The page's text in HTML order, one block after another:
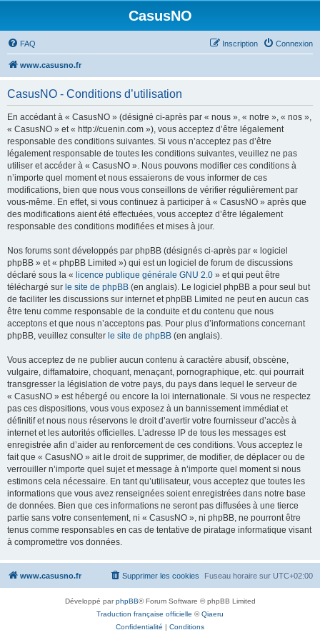
CasusNO
FAQ Connexion
Inscription
www.casusno.fr
CasusNO - Conditions d’utilisation
En accédant à « CasusNO » (désigné ci-après par « nous », « notre », « nos »,
« CasusNO » et « http://cuenin.com »), vous acceptez d’être légalement
responsable des conditions suivantes. Si vous n’acceptez pas d’être
légalement responsable de toutes les conditions suivantes, veuillez ne pas
utiliser et accéder à « CasusNO ». Nous pouvons modifier ces conditions à
n’importe quel moment et nous essaierons de vous informer de ces
modifications, bien que nous vous conseillons de vérifier régulièrement par
vous-même. En effet, si vous continuez à participer à « CasusNO » après que
des modifications aient été effectuées, vous acceptez d’être légalement
responsable des conditions modifiées et mises à jour.
Nos forums sont développés par phpBB (désignés ci-après par « logiciel
phpBB » et « phpBB Limited ») qui est un logiciel de forum de discussions
déclaré sous la « licence publique générale GNU 2.0 » et qui peut être
téléchargé sur le site de phpBB (en anglais). Le logiciel phpBB a pour seul but
de faciliter les discussions sur internet et phpBB Limited ne peut en aucun cas
être tenu comme responsable de la conduite et du contenu que nous
acceptons et que nous n’acceptons pas. Pour plus d’informations concernant
phpBB, veuillez consulter le site de phpBB (en anglais).
Vous acceptez de ne publier aucun contenu à caractère abusif, obscène,
vulgaire, diffamatoire, choquant, menaçant, pornographique, etc. qui pourrait
transgresser la législation de votre pays, du pays dans lequel le serveur de
« CasusNO » est hébergé ou encore la loi internationale. Si vous ne respectez
pas ces dispositions, vous vous exposez à un bannissement immédiat et
définitif et nous nous réservons le droit d’avertir votre fournisseur d’accès à
internet et les autorités officielles. L’adresse IP de tous les messages est
enregistrée afin d’aider au renforcement de ces conditions. Vous acceptez le
fait que « CasusNO » ait le droit de supprimer, de modifier, de déplacer ou de
verrouiller n’importe quel sujet et message à n’importe quel moment si nous
estimons cela nécessaire. En tant qu’utilisateur, vous acceptez que toutes les
informations que vous avez renseignées soient enregistrées dans notre base
de données. Bien que ces informations ne seront pas diffusées à une tierce
partie sans votre consentement, ni « CasusNO », ni phpBB, ne pourront être
tenus comme responsables en cas de tentative de piratage informatique visant
à compromettre vos données.
www.casusno.fr Fuseau horaire sur UTC+02:00
Supprimer les cookies
Développé parphpBB® Forum Software © phpBB Limited
Traduction française officielle ©Qiaeru
Confidentialité | Conditions